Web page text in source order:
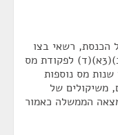
הכנסת, רשאי בצו
להאריך את התקופה האמורה בסעיף 11(ב)(3א)(ד) לפקודת מס
מס נוספות
משיקולים של
הממשלה כאמור